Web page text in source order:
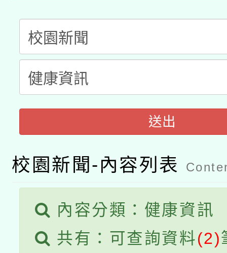
礎課程
「數位內容與教學軟體
pilot」
有關大陸委員會函釋公
薪期間赴陸應申請許可
轉知經濟部水利署委託
業技術研究院辦理「
動」
115年8月22日(星期六
開 智慧啟航」
2026年桃園地景藝術
送出
校園新聞-內容列表
內容分類：健康資訊
共有：可查詢資料(2)